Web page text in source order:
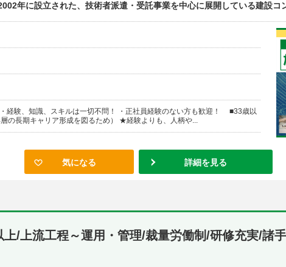
年に設立された、技術者派遣・受託事業を中心に展開している建設コ
験、知識、スキルは一切不問！ ・正社員経験のない方も歓迎！ ■33歳以
の長期キャリア形成を図るため） ★経験よりも、人柄や...
気になる 詳細を見る
上/上流工程～運用・管理/裁量労働制/研修充実/諸